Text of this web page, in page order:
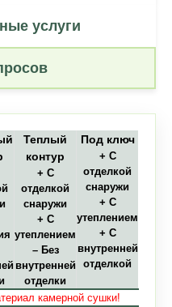
услуги
Теплый
контур
+ С
отделкой
снаружи
+ С
утеплением
– Без
внутренней
отделки
Под ключ
+ С
отделкой
снаружи
+ С
утеплением
+ С
внутренней
отделкой
камерной сушки!